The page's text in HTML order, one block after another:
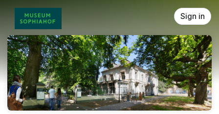
Skip header
Sign in